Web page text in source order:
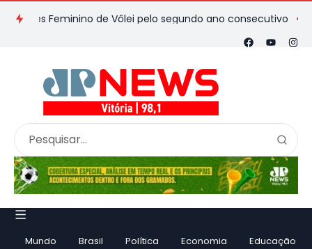
Feminino de Vôlei pelo segundo ano consecutivo El Niño
Mundo Brasil Política Economia Educação